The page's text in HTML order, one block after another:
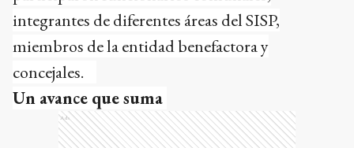
integrantes de diferentes áreas del SISP,
miembros de la entidad benefactora y
concejales.
Un avance que suma
Ads